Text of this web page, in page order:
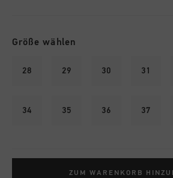
Größe wählen
28 29 30 31
34 35 36 37
ZUM WARENKORB